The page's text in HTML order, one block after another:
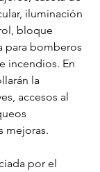
iluminación
bloque
para bomberos
incendios. En
la
accesos al
mejoras.
por el